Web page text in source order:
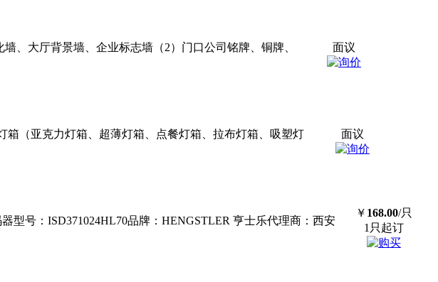
、大厅背景墙、企业标志墙（2）门口公司铭牌、铜牌、
面议
（亚克力灯箱、超薄灯箱、点餐灯箱、拉布灯箱、吸塑灯
面议
型号：ISD371024HL70品牌：HENGSTLER 亨士乐代理商：西安
￥ 168.00/只
1只起订